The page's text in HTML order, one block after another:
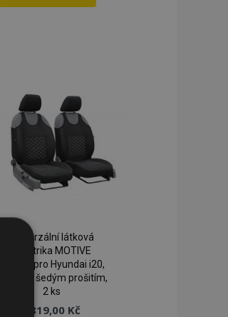
Univerzální látková
autotrika MOTIVE
vhodná pro Hyundai i20,
černá se šedým prošitím,
2 ks
819,00 Kč